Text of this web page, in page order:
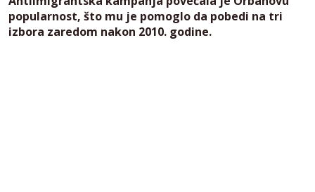
popularnost, što mu je pomoglo da pobedi na tri
izbora zaredom nakon 2010. godine.